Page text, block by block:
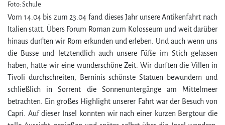
Foto: Schule
Vom 14.04 bis zum 23.04 fand dieses Jahr unsere Antikenfahrt nach
Italien statt. Übers Forum Roman zum Kolosseum und weit darüber
hinaus durften wir Rom erkunden und erleben. Und auch wenn uns
die Busse und letztendlich auch unsere Füße im Stich gelassen
haben, hatte wir eine wunderschöne Zeit. Wir durften die Villen in
Tivoli durchschreiten, Berninis schönste Statuen bewundern und
schließlich in Sorrent die Sonnenuntergänge am Mittelmeer
betrachten. Ein großes Highlight unserer Fahrt war der Besuch von
Capri. Auf dieser Insel konnten wir nach einer kurzen Bergtour die